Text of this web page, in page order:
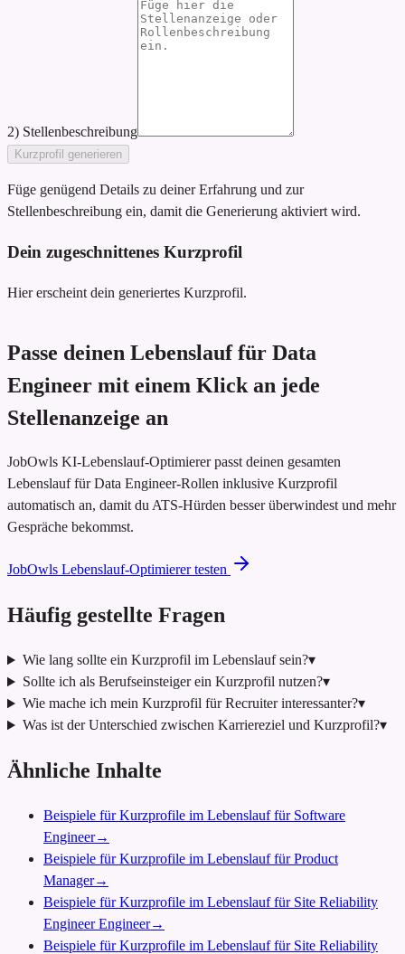
2) Stellenbeschreibung
Kurzprofil generieren
Füge genügend Details zu deiner Erfahrung und zur
Stellenbeschreibung ein, damit die Generierung aktiviert wird.
Dein zugeschnittenes Kurzprofil
Hier erscheint dein generiertes Kurzprofil.
Passe deinen Lebenslauf für Data
Engineer mit einem Klick an jede
Stellenanzeige an
JobOwls KI-Lebenslauf-Optimierer passt deinen gesamten
Lebenslauf für Data Engineer-Rollen inklusive Kurzprofil
automatisch an, damit du ATS-Hürden besser überwindest und mehr
Gespräche bekommst.
JobOwls Lebenslauf-Optimierer testen
Häufig gestellte Fragen
Wie lang sollte ein Kurzprofil im Lebenslauf sein?▾
Sollte ich als Berufseinsteiger ein Kurzprofil nutzen?▾
Wie mache ich mein Kurzprofil für Recruiter interessanter?▾
Was ist der Unterschied zwischen Karriereziel und Kurzprofil?▾
Ähnliche Inhalte
Beispiele für Kurzprofile im Lebenslauf für Software
Engineer→
Beispiele für Kurzprofile im Lebenslauf für Product
Manager→
Beispiele für Kurzprofile im Lebenslauf für Site Reliability
Engineer Engineer→
Beispiele für Kurzprofile im Lebenslauf für Site Reliability